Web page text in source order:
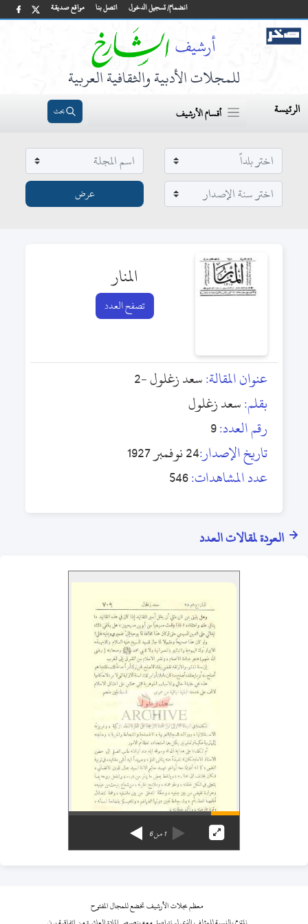
مواقع صديقة اتصل بنا انضمام/ تسجيل الدخول
للمجلات الأدبية والثقافية العربية
الرئيسة أقسام الأرشيف بحث
المنار
تصفح العدد
عنوان المقالة:سعد زغلول -2
بقلم:سعد زغلول
رقم العدد:9
تاريخ الإصدار:24 نوفمبر 1927
عدد المشاهدات:546
العودة لمقالات العدد
1من6
معظم مجلات الأرشيف تخضع للمجال المفتوح